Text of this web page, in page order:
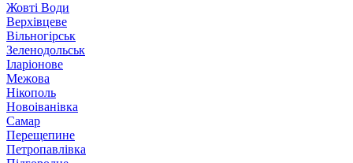
Жовті Води
Верхівцеве
Вільногірськ
Зеленодольськ
Іларіонове
Межова
Нікополь
Новоіванівка
Самар
Перещепине
Петропавлівка